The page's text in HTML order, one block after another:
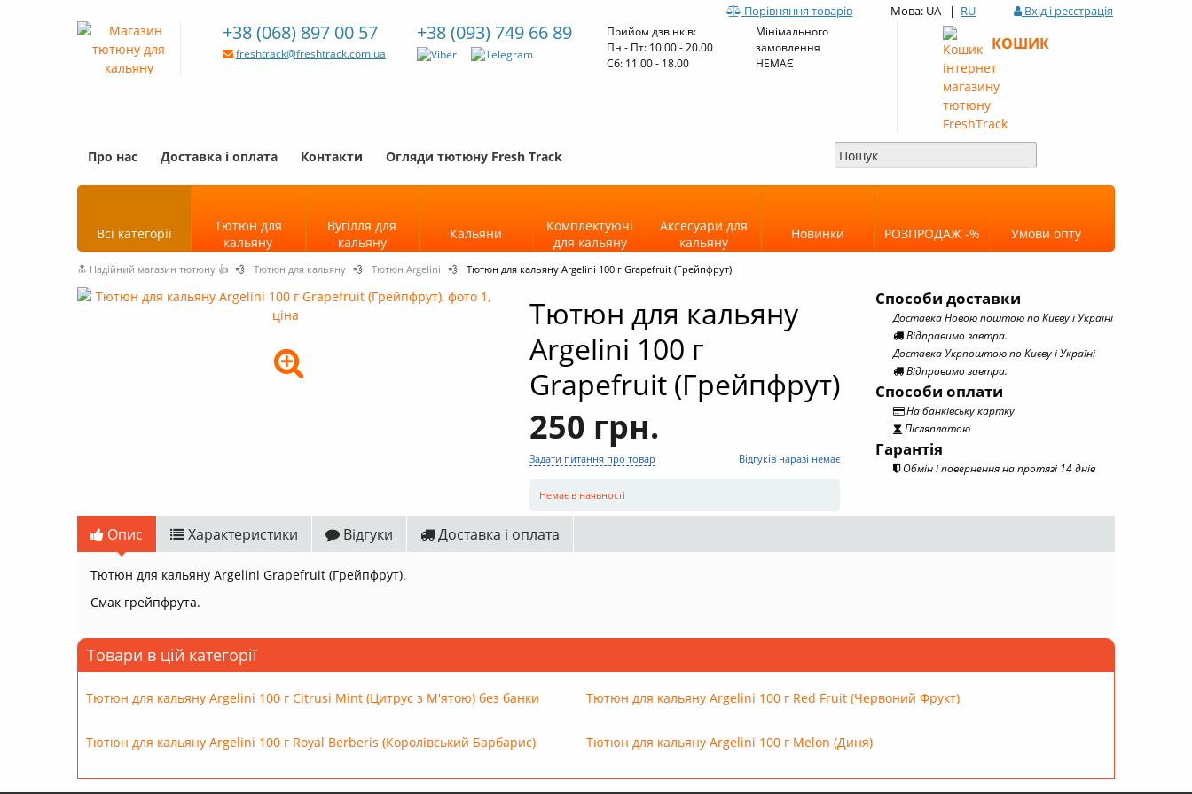
Порівняння товарів Мова: UA | RU Вхід і реєстрація
+38 (068) 897 00 57
freshtrack@freshtrack.com.ua
+38 (093) 749 66 89
Прийом дзвінків:
Пн - Пт: 10.00 - 20.00
Cб: 11.00 - 18.00
Мінімального
замовлення
НЕМАЄ
КОШИК
Про нас Доставка і оплата Контакти Огляди тютюну Fresh Track
Всі категорії
Тютюн для
кальяну
Вугілля для
кальяну
Кальяни
Комплектуючі
для кальяну
Аксесуари для
кальяну
Новинки РОЗПРОДАЖ -% Умови опту
🔝 Надійний магазин тютюну 👍 💨 Тютюн для кальяну 💨 Тютюн Argelini 💨 Тютюн для кальяну Argelini 100 г Grapefruit (Грейпфрут)
Тютюн для кальяну
Argelini 100 г
Grapefruit (Грейпфрут)
250 грн.
Задати питання про товар Відгуків наразі немає
Немає в наявності
Способи доставки
Доставка Новою поштою по Києву і Україні
Відправимо завтра.
Доставка Укрпоштою по Києву і Україні
Відправимо завтра.
Способи оплати
На банківську картку
Післяплатою
Гарантія
Обмін і повернення на протязі 14 днів
Опис Характеристики Відгуки Доставка і оплата
Тютюн для кальяну Argelini Grapefruit (Грейпфрут).
Смак грейпфрута.
Товари в цій категорії
Тютюн для кальяну Argelini 100 г Citrusi Mint (Цитрус з М'ятою) без банки Тютюн для кальяну Argelini 100 г Red Fruit (Червоний Фрукт)
Тютюн для кальяну Argelini 100 г Royal Berberis (Королівський Барбарис) Тютюн для кальяну Argelini 100 г Melon (Диня)